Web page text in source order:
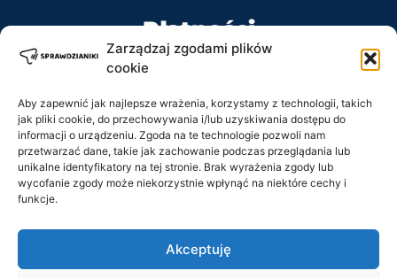
Zarządzaj zgodami plików
cookie
Aby zapewnić jak najlepsze wrażenia, korzystamy z technologii, takich
jak pliki cookie, do przechowywania i/lub uzyskiwania dostępu do
informacji o urządzeniu. Zgoda na te technologie pozwoli nam
przetwarzać dane, takie jak zachowanie podczas przeglądania lub
unikalne identyfikatory na tej stronie. Brak wyrażenia zgody lub
wycofanie zgody może niekorzystnie wpłynąć na niektóre cechy i
funkcje.
Akceptuję
Płatności
Kontakt
Tel: +48 728 484 484